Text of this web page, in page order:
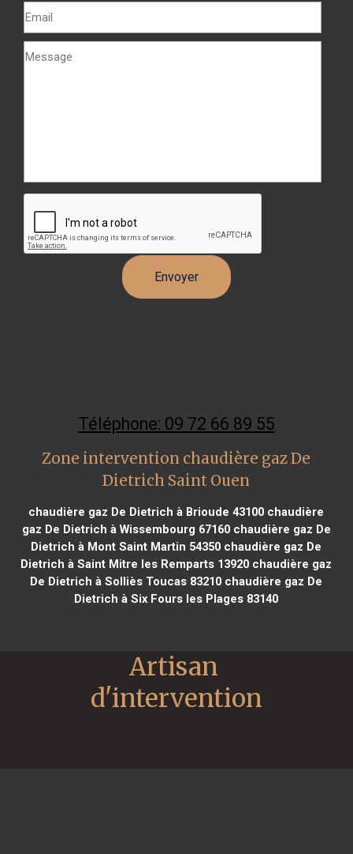
Téléphone: 09 72 66 89 55
Zone intervention chaudière gaz De
Dietrich Saint Ouen
chaudière gaz De Dietrich à Brioude 43100 chaudière
gaz De Dietrich à Wissembourg 67160chaudière gaz De
Dietrich à Mont Saint Martin 54350 chaudière gaz De
Dietrich à Saint Mitre les Remparts 13920 chaudière gaz
De Dietrich à Solliès Toucas 83210 chaudière gaz De
Dietrich à Six Fours les Plages 83140
Artisan
d'intervention